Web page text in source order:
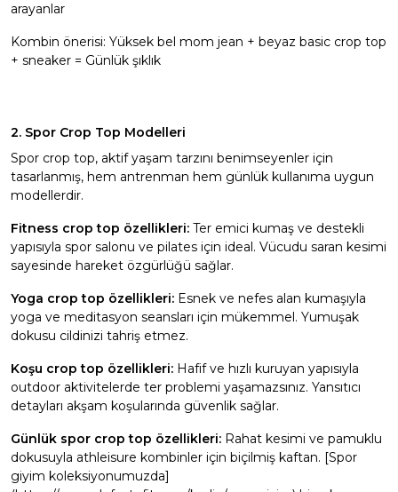
arayanlar
Kombin önerisi: Yüksek bel mom jean + beyaz basic crop top
+ sneaker = Günlük şıklık
2. Spor Crop Top Modelleri
Spor crop top, aktif yaşam tarzını benimseyenler için
tasarlanmış, hem antrenman hem günlük kullanıma uygun
modellerdir.
Fitness crop top özellikleri: Ter emici kumaş ve destekli
yapısıyla spor salonu ve pilates için ideal. Vücudu saran kesimi
sayesinde hareket özgürlüğü sağlar.
Yoga crop top özellikleri: Esnek ve nefes alan kumaşıyla
yoga ve meditasyon seansları için mükemmel. Yumuşak
dokusu cildinizi tahriş etmez.
Koşu crop top özellikleri: Hafif ve hızlı kuruyan yapısıyla
outdoor aktivitelerde ter problemi yaşamazsınız. Yansıtıcı
detayları akşam koşularında güvenlik sağlar.
Günlük spor crop top özellikleri: Rahat kesimi ve pamuklu
dokusuyla athleisure kombinler için biçilmiş kaftan. [Spor
giyim koleksiyonumuzda]